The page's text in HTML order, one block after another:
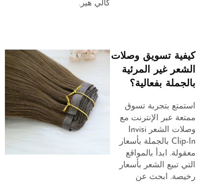
كالي هير.
كيفية تسويق وصلات
الشعر غير المرئية
بالجملة بفعالية؟
استمتع بتجربة تسوق
ممتعة عبر الإنترنت مع
وصلات الشعر Invisi
Clip-In بالجملة بأسعار
معقولة. ابدأ بالمواقع
التي تبيع الشعر بأسعار
رخيصة. ابحث عن